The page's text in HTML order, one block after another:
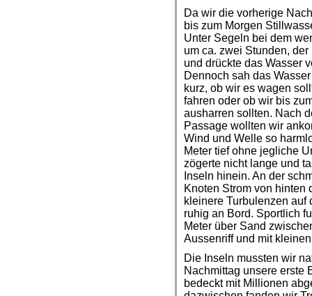
Da wir die vorherige
bis zum Morgen
Unter Segeln bei dem
um ca. zwei Stunden,
und drückte das Wasser
Dennoch sah das
kurz, ob wir es wagen
fahren oder ob wir bis
ausharren sollten. Nach
Passage wollten wir
Wind und Welle so
Meter tief ohne jegliche
zögerte nicht lange und
Inseln hinein. An der
Knoten Strom von hinten
kleinere Turbulenzen auf
ruhig an Bord. Sportlich
Meter über Sand
Aussenriff und mit
Die Inseln mussten wir
Nachmittag unsere erste
bedeckt mit Millionen